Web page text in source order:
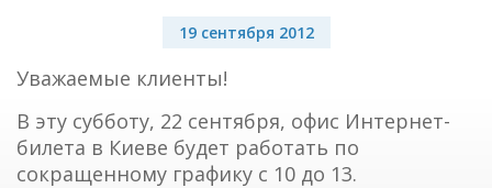
19 сентября 2012
Уважаемые клиенты!
В эту субботу, 22 сентября, офис Интернет-
билета в Киеве будет работать по
сокращенному графику с 10 до 13.